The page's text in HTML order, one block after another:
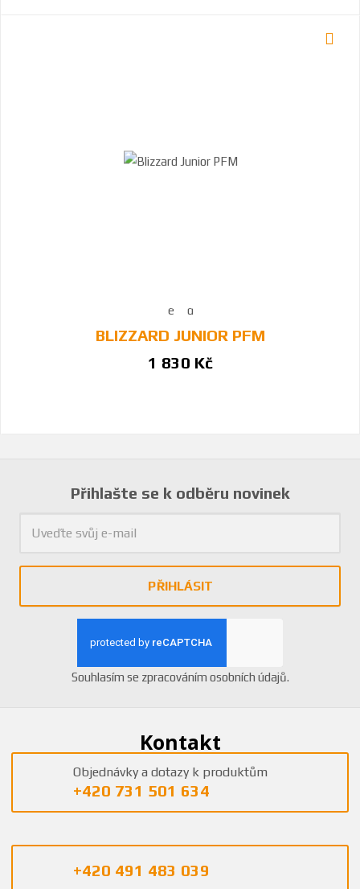
BLIZZARD JUNIOR PFM
1 830 Kč
Přihlašte se k odběru novinek
PŘIHLÁSIT
Souhlasím se zpracováním osobních údajů.
Kontakt
Objednávky a dotazy k produktům
+420 731 501 634
+420 491 483 039